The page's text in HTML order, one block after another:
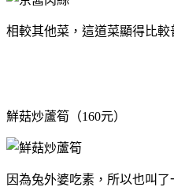
相較其他菜，這道菜顯得比較
鮮菇炒蘆筍（160元）
因為兔外婆吃素，所以也叫了